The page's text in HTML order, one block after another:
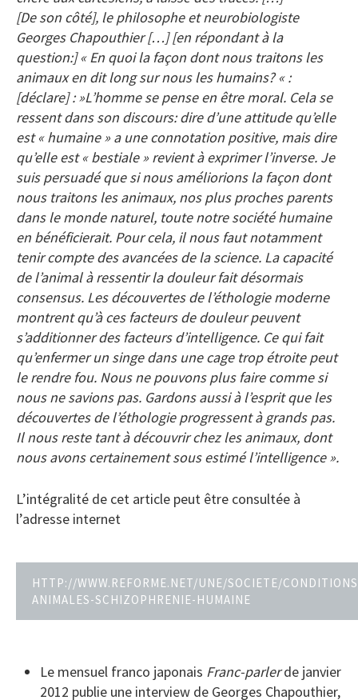
[De son côté], le philosophe et neurobiologiste
Georges Chapouthier […] [en répondant à la
question:] « En quoi la façon dont nous traitons les
animaux en dit long sur nous les humains? « :
[déclare] : »L’homme se pense en être moral. Cela se
ressent dans son discours: dire d’une attitude qu’elle
est « humaine » a une connotation positive, mais dire
qu’elle est « bestiale » revient à exprimer l’inverse. Je
suis persuadé que si nous améliorions la façon dont
nous traitons les animaux, nos plus proches parents
dans le monde naturel, toute notre société humaine
en bénéficierait. Pour cela, il nous faut notamment
tenir compte des avancées de la science. La capacité
de l’animal à ressentir la douleur fait désormais
consensus. Les découvertes de l’éthologie moderne
montrent qu’à ces facteurs de douleur peuvent
s’additionner des facteurs d’intelligence. Ce qui fait
qu’enfermer un singe dans une cage trop étroite peut
le rendre fou. Nous ne pouvons plus faire comme si
nous ne savions pas. Gardons aussi à l’esprit que les
découvertes de l’éthologie progressent à grands pas.
Il nous reste tant à découvrir chez les animaux, dont
nous avons certainement sous estimé l’intelligence ».
L’intégralité de cet article peut être consultée à
l’adresse internet
HTTP://WWW.REFORME.NET/UNE/SOCIETE/
ANIMALES-SCHIZOPHRENIE-HUMAINE
Le mensuel franco japonais Franc-parlerde janvier
2012 publie une interview de Georges Chapouthier,